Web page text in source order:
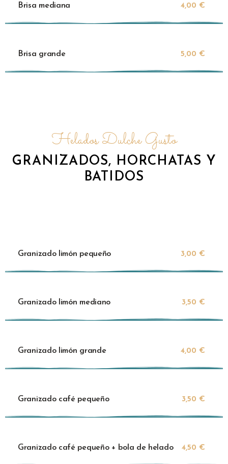
Brisa mediana 4,00 €
Brisa grande 5,00 €
Helados Dulche Gusto
GRANIZADOS, HORCHATAS Y
BATIDOS
Granizado limón pequeño 3,00 €
Granizado limón mediano 3,50 €
Granizado limón grande 4,00 €
Granizado café pequeño 3,50 €
Granizado café pequeño + bola de helado 4,50 €